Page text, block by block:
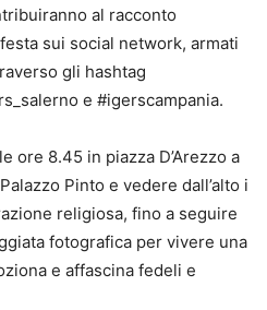
al racconto
sui social network, armati
gli hashtag
e #igerscampania.
ore 8.45 in piazza D’Arezzo a
Pinto e vedere dall’alto i
religiosa, fino a seguire
fotografica per vivere una
e affascina fedeli e